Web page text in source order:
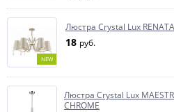
NEW
Люстра Crystal Lux
18 руб.
Люстра Crystal Lux
CHROME